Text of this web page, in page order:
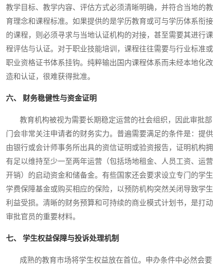
教学目标、教学内容、评估方式必须清晰明确，并符合当地的教
育理念和课程标准。如果提供的是学历教育或可与学历体系衔接
的课程，则必须寻求与当地认证机构的对接，甚至需要其进行课
程评估与认证。对于职业技能培训，课程往往需要与行业标准或
职业资格证书体系挂钩。纯粹输出国内课程体系而未经本地化改
造和认证，很难获得批准。
六、 财务稳健性与资金证明
教育机构被视为需要长期稳定运营的社会组织，因此审批部
门会非常关注申请者的财务实力。普遍需要满足的条件是：提供
由银行或会计师事务所出具的资信证明或验资报告，证明机构拥
有足以维持至少一至两年运营（包括场地租金、人员工资、运营
开销）的启动资金和储备金。有些国家还会要求设立专门的学生
学费保障基金或购买相应的保险，以预防机构突然关闭导致学生
利益受损。清晰的财务预算和可持续的商业模式计划书，是打动
审批官员的重要材料。
七、 学生权益保障与投诉处理机制
成熟的教育市场将学生权益放在首位。申办条件中必然会要